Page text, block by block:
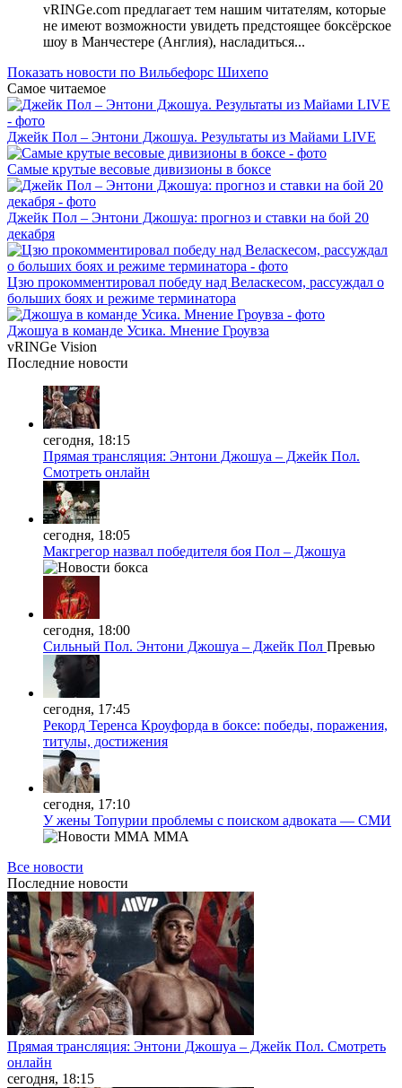
vRINGe.com предлагает тем нашим читателям, которые
не имеют возможности увидеть предстоящее боксёрское
шоу в Манчестере (Англия), насладиться...
Показать новости по Вильбефорс Шихепо
Самое читаемое
Джейк Пол – Энтони Джошуа. Результаты из Майами LIVE
Самые крутые весовые дивизионы в боксе
Джейк Пол – Энтони Джошуа: прогноз и ставки на бой 20
декабря
Цзю прокомментировал победу над Веласкесом, рассуждал о
больших боях и режиме терминатора
Джошуа в команде Усика. Мнение Гроувза
vRINGe Vision
Последние новости
сегодня, 18:15
Прямая трансляция: Энтони Джошуа – Джейк Пол.
Смотреть онлайн
сегодня, 18:05
Макгрегор назвал победителя боя Пол – Джошуа
сегодня, 18:00
Сильный Пол. Энтони Джошуа – Джейк Пол Превью
сегодня, 17:45
Рекорд Теренса Кроуфорда в боксе: победы, поражения,
титулы, достижения
сегодня, 17:10
У жены Топурии проблемы с поиском адвоката — СМИ
MMA
Все новости
Последние новости
Прямая трансляция: Энтони Джошуа – Джейк Пол. Смотреть
онлайн
сегодня, 18:15